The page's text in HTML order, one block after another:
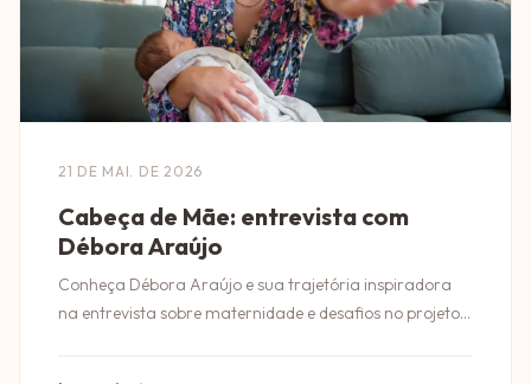
21 DE MAI. DE 2026
Cabeça de Mãe: entrevista com
Débora Araújo
Conheça Débora Araújo e sua trajetória inspiradora
na entrevista sobre maternidade e desafios no projeto